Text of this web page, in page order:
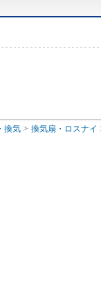
換気 換気扇・ロスナイ